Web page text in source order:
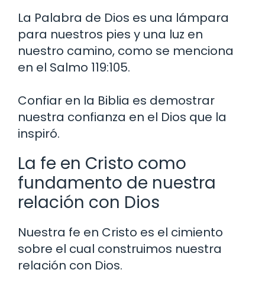
La Palabra de Dios es una lámpara
para nuestros pies y una luz en
nuestro camino, como se menciona
en el Salmo 119:105.
Confiar en la Biblia es demostrar
nuestra confianza en el Dios que la
inspiró.
La fe en Cristo como
fundamento de nuestra
relación con Dios
Nuestra fe en Cristo es el cimiento
sobre el cual construimos nuestra
relación con Dios.